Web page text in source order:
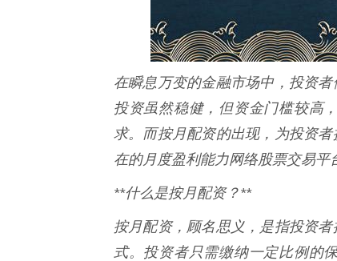
在瞬息万变的金融市场中，投资
投资虽然稳健，但资金门槛较高
求。而按月配资的出现，为投资
在的月度盈利能力网络股票交易平
**什么是按月配资？**
按月配资，顾名思义，是指投资
式。投资者只需缴纳一定比例的